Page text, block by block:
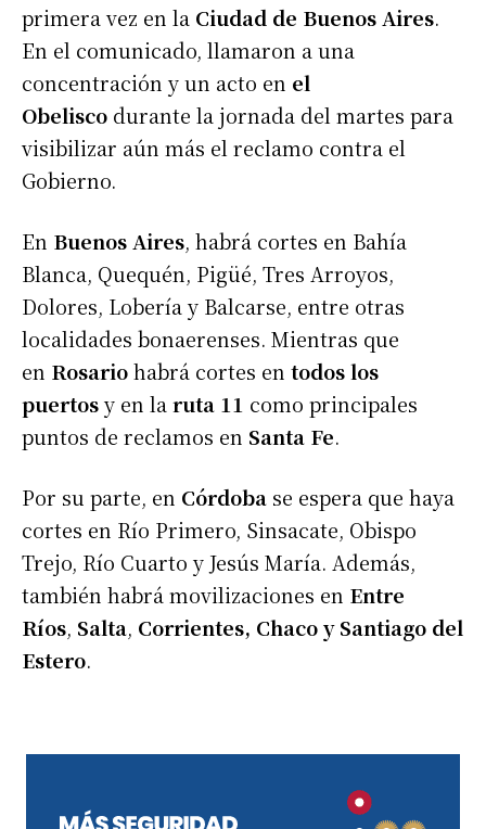
primera vez en la Ciudad de Buenos Aires.
En el comunicado, llamaron a una
concentración y un acto en el
Obelisco durante la jornada del martes para
visibilizar aún más el reclamo contra el
Gobierno.
En Buenos Aires, habrá cortes en Bahía
Blanca, Quequén, Pigüé, Tres Arroyos,
Dolores, Lobería y Balcarse, entre otras
localidades bonaerenses. Mientras que
en Rosariohabrá cortes en todos los
puertosy en la ruta 11 como principales
puntos de reclamos en Santa Fe.
Por su parte, en Córdoba se espera que haya
cortes en Río Primero, Sinsacate, Obispo
Trejo, Río Cuarto y Jesús María. Además,
también habrá movilizaciones en Entre
Ríos, Salta, Corrientes, Chaco y Santiago del
Estero.